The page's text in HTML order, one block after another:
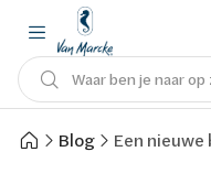
Waar ben je naar op
Blog Een